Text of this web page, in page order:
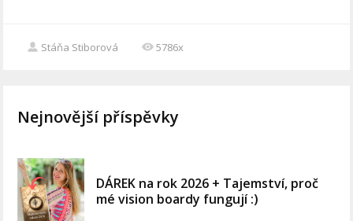
Stáňa Stiborová 5786x
Nejnovější příspěvky
DÁREK na rok 2026 + Tajemství, proč
mé vision boardy fungují :)